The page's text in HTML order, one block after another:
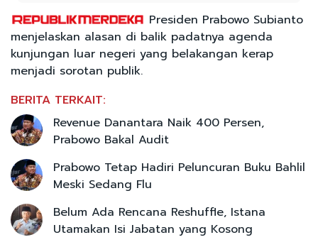
Presiden Prabowo Subianto
menjelaskan alasan di balik padatnya agenda
kunjungan luar negeri yang belakangan kerap
menjadi sorotan publik.
BERITA TERKAIT:
Revenue Danantara Naik 400 Persen,
Prabowo Bakal Audit
Prabowo Tetap Hadiri Peluncuran Buku Bahlil
Meski Sedang Flu
Belum Ada Rencana Reshuffle, Istana
Utamakan Isi Jabatan yang Kosong